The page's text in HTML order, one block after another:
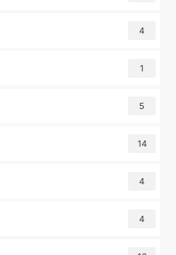
4
1
5
14
4
4